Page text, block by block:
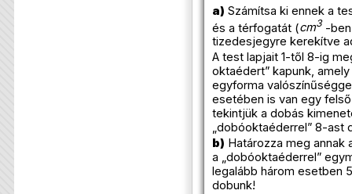
a) Számítsa ki ennek a
és a térfogatát (cm3-
tizedesjegyre kerekítve
A test lapjait 1-től 8-ig
oktaédert” kapunk,
egyforma
esetében is van egy
tekintjük a dobás
„dobóoktaéderrel” 8-ast
b) Határozza meg
a „dobóoktaéderrel”
legalább három esetben
dobunk!